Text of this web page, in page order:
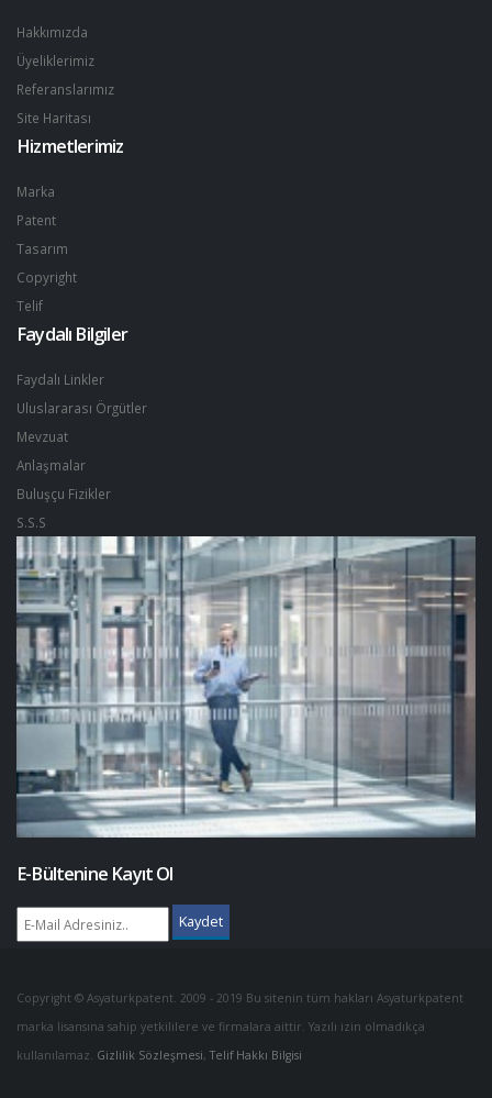
Hakkımızda
Üyeliklerimiz
Referanslarımız
Site Haritası
Hizmetlerimiz
Marka
Patent
Tasarım
Copyright
Telif
Faydalı Bilgiler
Faydalı Linkler
Uluslararası Örgütler
Mevzuat
Anlaşmalar
Buluşçu Fizikler
S.S.S
E-Bültenine Kayıt Ol
Kaydet
Copyright © Asyaturkpatent. 2009 - 2019 Bu sitenin tüm hakları Asyaturkpatent
marka lisansına sahip yetkililere ve firmalara aittir. Yazılı izin olmadıkça
kullanılamaz. Gizlilik Sözleşmesi, Telif Hakkı Bilgisi